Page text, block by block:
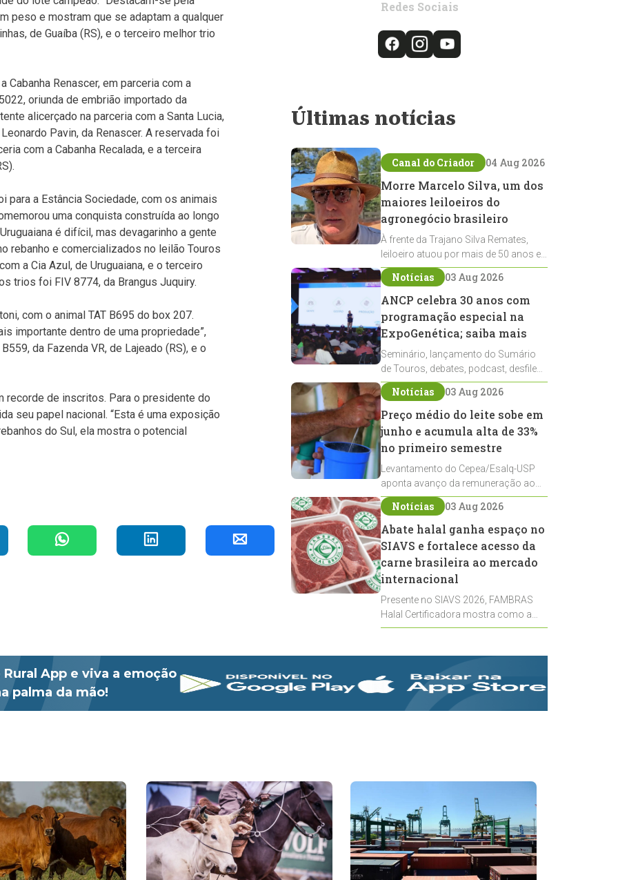
peso e mostram que se adaptam a qualquer
de Guaíba (RS), e o terceiro melhor trio
Renascer, em parceria com a
oriunda de embrião importado da
alicerçado na parceria com a Santa Lucia,
Pavin, da Renascer. A reservada foi
com a Cabanha Recalada, e a terceira
para a Estância Sociedade, com os animais
uma conquista construída ao longo
é difícil, mas devagarinho a gente
rebanho e comercializados no leilão Touros
a Cia Azul, de Uruguaiana, e o terceiro
trios foi FIV 8774, da Brangus Juquiry.
com o animal TAT B695 do box 207.
importante dentro de uma propriedade”,
da Fazenda VR, de Lajeado (RS), e o
recorde de inscritos. Para o presidente do
seu papel nacional. “Esta é uma exposição
do Sul, ela mostra o potencial
Redes Sociais
Últimas notícias
Canal do Criador 04 Aug 2026
Morre Marcelo Silva, um dos
maiores leiloeiros do
agronegócio brasileiro
À frente da Trajano Silva Remates,
leiloeiro atuou por mais de 50 anos e
marcou a história dos remates de
pecuária de corte e do cavalo crioulo
Notícias 03 Aug 2026
ANCP celebra 30 anos com
programação especial na
ExpoGenética; saiba mais
Seminário, lançamento do Sumário
de Touros, debates, podcast, desfile
de reprodutores e homenagens
integram a programação da entidade
durante a ExpoGenética 2026
Notícias 03 Aug 2026
Preço médio do leite sobe em
junho e acumula alta de 33%
no primeiro semestre
Levantamento do Cepea/Esalq-USP
aponta avanço da remuneração ao
produtor, impulsionado pela firmeza
dos derivados e pela oferta limitada
de leite cru
Notícias 03 Aug 2026
Abate halal ganha espaço no
SIAVS e fortalece acesso da
carne brasileira ao mercado
internacional
Presente no SIAVS 2026, FAMBRAS
Halal Certificadora mostra como a
certificação reúne bem-estar animal,
impulsionar as exportações
brasileiras
App e viva a emoção
palma da mão!